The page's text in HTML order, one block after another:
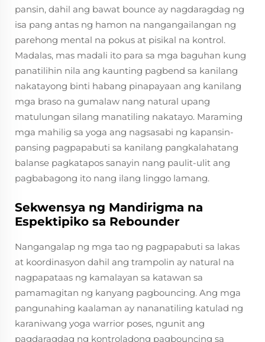
pansin, dahil ang bawat bounce ay nagdaragdag ng
isa pang antas ng hamon na nangangailangan ng
parehong mental na pokus at pisikal na kontrol.
Madalas, mas madali ito para sa mga baguhan kung
panatilihin nila ang kaunting pagbend sa kanilang
nakatayong binti habang pinapayaan ang kanilang
mga braso na gumalaw nang natural upang
matulungan silang manatiling nakatayo. Maraming
mga mahilig sa yoga ang nagsasabi ng kapansin-
pansing pagpapabuti sa kanilang pangkalahatang
balanse pagkatapos sanayin nang paulit-ulit ang
pagbabagong ito nang ilang linggo lamang.
Sekwensya ng Mandirigma na
Espektipiko sa Rebounder
Nangangalap ng mga tao ng pagpapabuti sa lakas
at koordinasyon dahil ang trampolin ay natural na
nagpapataas ng kamalayan sa katawan sa
pamamagitan ng kanyang pagbouncing. Ang mga
pangunahing kaalaman ay nananatiling katulad ng
karaniwang yoga warrior poses, ngunit ang
pagdaragdag ng kontroladong pagbouncing sa